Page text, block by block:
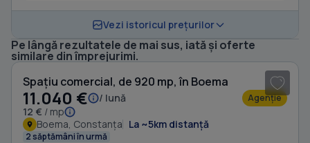
Vezi istoricul prețurilor
Pe lângă rezultatele de mai sus, iată și oferte
similare din împrejurimi.
Spațiu comercial, de 920 mp, în Boema
11.040 €
/ lună
12 € / mp
Agenție
Boema, Constanța La ~5km distanță
2 săptămâni în urmă